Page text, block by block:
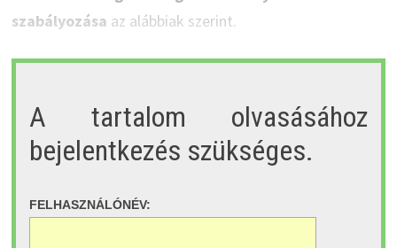
szabályozása az alábbiak szerint.
A tartalom olvasásához
bejelentkezés szükséges.
FELHASZNÁLÓNÉV: